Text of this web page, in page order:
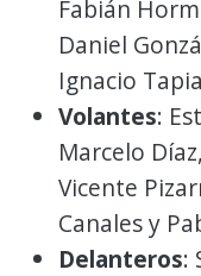
Fabián
Daniel
Ignacio
Volantes:
Marcelo
Vicente
Canales y
Delanteros: